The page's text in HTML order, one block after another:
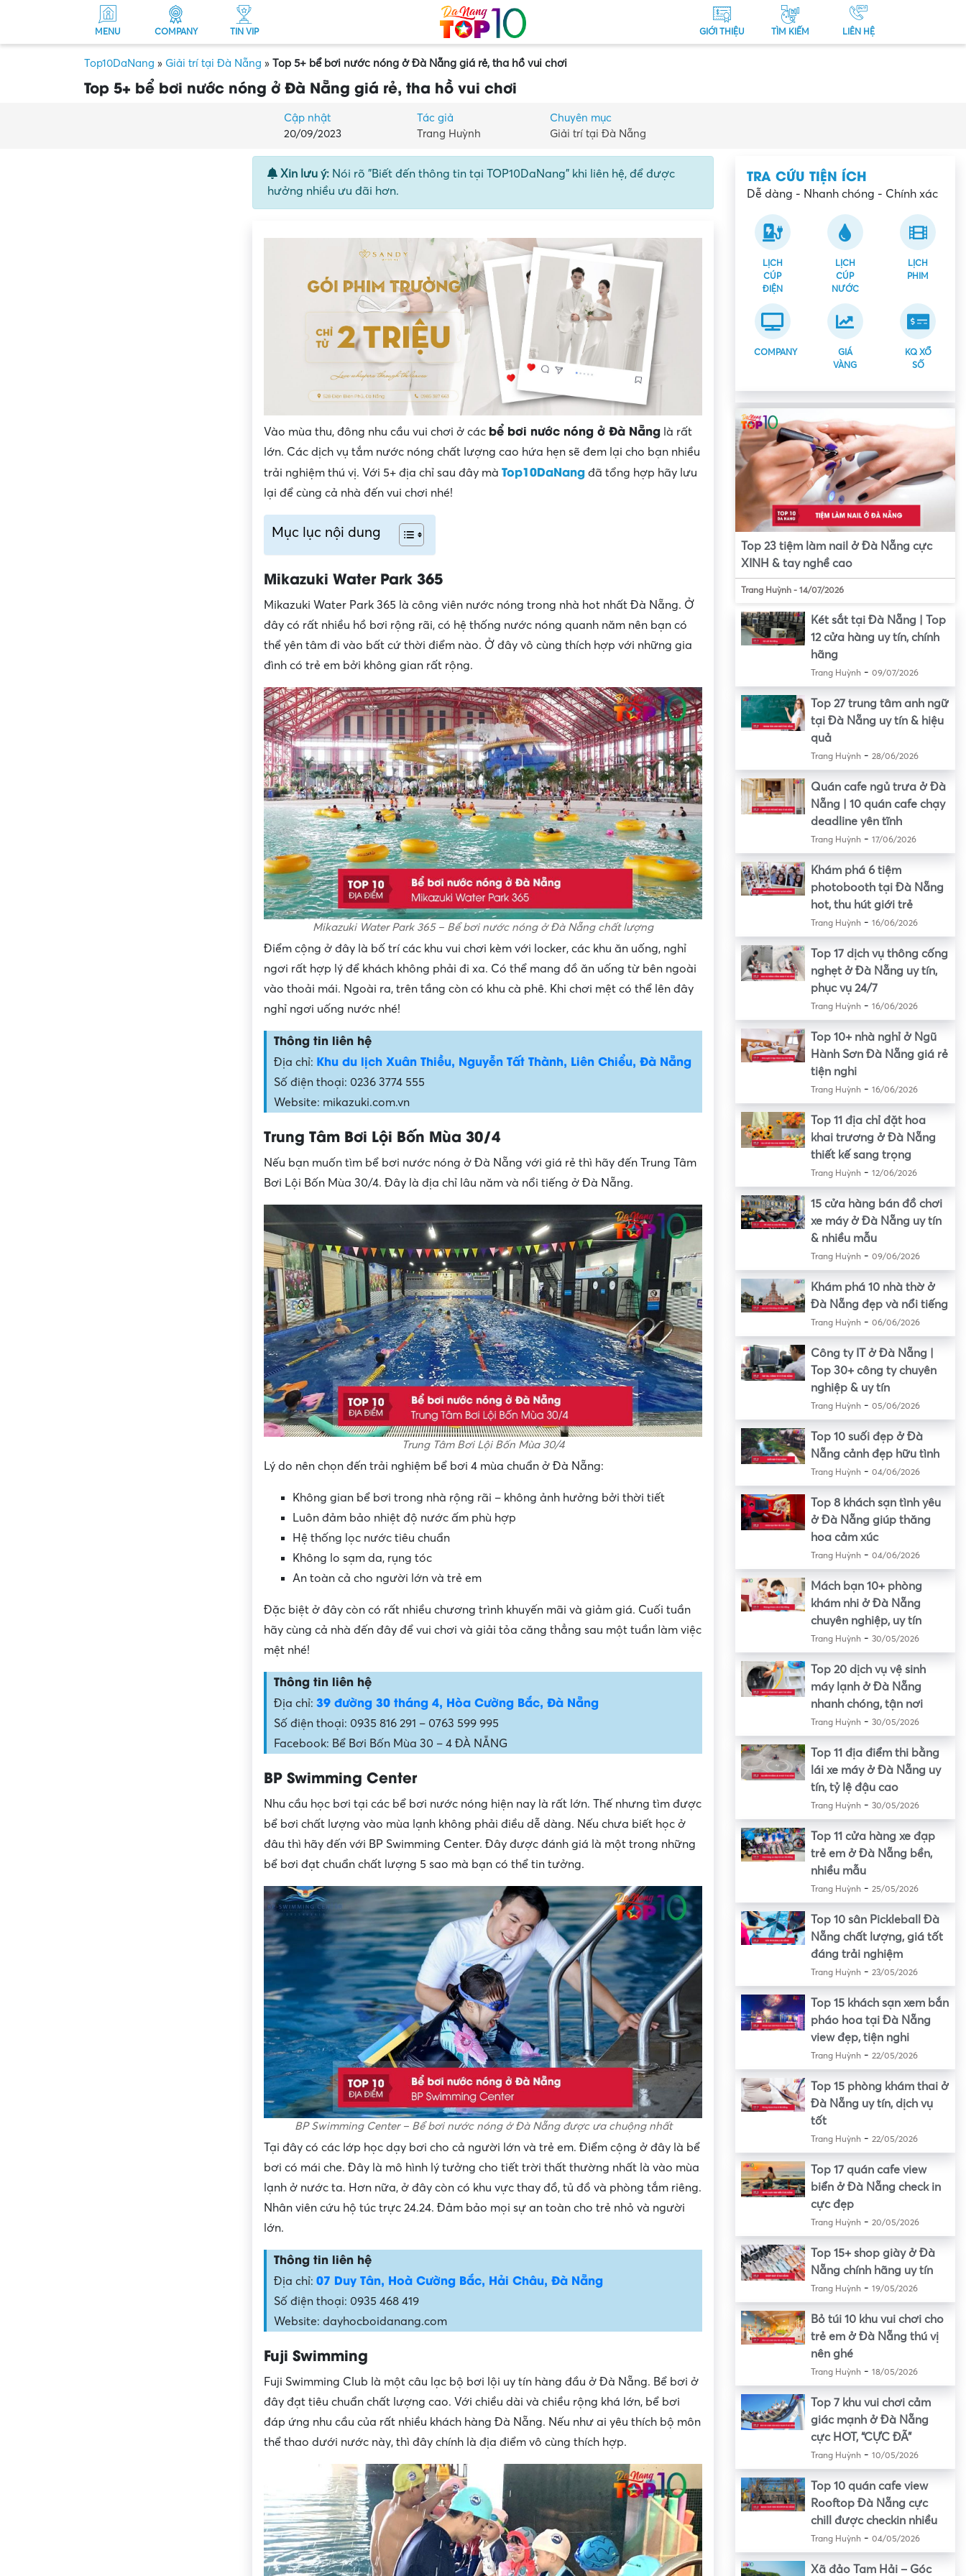
MENU COMPANY TIN VIP GIỚI THIỆU TÌM KIẾM LIÊN HỆ
Top10DaNang » Giải trí tại Đà Nẵng » Top 5+ bể bơi nước nóng ở Đà Nẵng giá rẻ, tha hồ vui chơi
Top 5+ bể bơi nước nóng ở Đà Nẵng giá rẻ, tha hồ vui chơi
Cập nhật
20/09/2023
Tác giả
Trang Huỳnh
Chuyên mục
Giải trí tại Đà Nẵng
Xin lưu ý: Nói rõ "Biết đến thông tin tại TOP10DaNang" khi liên hệ, để được
hưởng nhiều ưu đãi hơn.
Vào mùa thu, đông nhu cầu vui chơi ở các bể bơi nước nóng ở Đà Nẵng là rất
lớn. Các dịch vụ tắm nước nóng chất lượng cao hứa hẹn sẽ đem lại cho bạn nhiều
trải nghiệm thú vị. Với 5+ địa chỉ sau đây mà Top10DaNang đã tổng hợp hãy lưu
lại để cùng cả nhà đến vui chơi nhé!
Mục lục nội dung
Mikazuki Water Park 365
Mikazuki Water Park 365 là công viên nước nóng trong nhà hot nhất Đà Nẵng. Ở
đây có rất nhiều hồ bơi rộng rãi, có hệ thống nước nóng quanh năm nên bạn có
thể yên tâm đi vào bất cứ thời điểm nào. Ở đây vô cùng thích hợp với những gia
đình có trẻ em bởi không gian rất rộng.
Mikazuki Water Park 365 – Bể bơi nước nóng ở Đà Nẵng chất lượng
Điểm cộng ở đây là bố trí các khu vui chơi kèm với locker, các khu ăn uống, nghỉ
ngơi rất hợp lý để khách không phải đi xa. Có thể mang đồ ăn uống từ bên ngoài
vào thoải mái. Ngoài ra, trên tầng còn có khu cà phê. Khi chơi mệt có thể lên đây
nghỉ ngơi uống nước nhé!
Thông tin liên hệ
Địa chỉ: Khu du lịch Xuân Thiều, Nguyễn Tất Thành, Liên Chiểu, Đà Nẵng
Số điện thoại: 0236 3774 555
Website: mikazuki.com.vn
Trung Tâm Bơi Lội Bốn Mùa 30/4
Nếu bạn muốn tìm bể bơi nước nóng ở Đà Nẵng với giá rẻ thì hãy đến Trung Tâm
Bơi Lội Bốn Mùa 30/4. Đây là địa chỉ lâu năm và nổi tiếng ở Đà Nẵng.
Trung Tâm Bơi Lội Bốn Mùa 30/4
Lý do nên chọn đến trải nghiệm bể bơi 4 mùa chuẩn ở Đà Nẵng:
Không gian bể bơi trong nhà rộng rãi – không ảnh hưởng bởi thời tiết
Luôn đảm bảo nhiệt độ nước ấm phù hợp
Hệ thống lọc nước tiêu chuẩn
Không lo sạm da, rụng tóc
An toàn cả cho người lớn và trẻ em
Đặc biệt ở đây còn có rất nhiều chương trình khuyến mãi và giảm giá. Cuối tuần
hãy cùng cả nhà đến đây để vui chơi và giải tỏa căng thẳng sau một tuần làm việc
mệt nhé!
Thông tin liên hệ
Địa chỉ: 39 đường 30 tháng 4, Hòa Cường Bắc, Đà Nẵng
Số điện thoại: 0935 816 291 – 0763 599 995
Facebook: Bể Bơi Bốn Mùa 30 – 4 ĐÀ NẴNG
BP Swimming Center
Nhu cầu học bơi tại các bể bơi nước nóng hiện nay là rất lớn. Thế nhưng tìm được
bể bơi chất lượng vào mùa lạnh không phải điều dễ dàng. Nếu chưa biết học ở
đâu thì hãy đến với BP Swimming Center. Đây được đánh giá là một trong những
bể bơi đạt chuẩn chất lượng 5 sao mà bạn có thể tin tưởng.
BP Swimming Center – Bể bơi nước nóng ở Đà Nẵng được ưa chuộng nhất
Tại đây có các lớp học dạy bơi cho cả người lớn và trẻ em. Điểm cộng ở đây là bể
bơi có mái che. Đây là mô hình lý tưởng cho tiết trời thất thường nhất là vào mùa
lạnh ở nước ta. Hơn nữa, ở đây còn có khu vực thay đồ, tủ đồ và phòng tắm riêng.
Nhân viên cứu hộ túc trực 24.24. Đảm bảo mọi sự an toàn cho trẻ nhỏ và người
lớn.
Thông tin liên hệ
Địa chỉ: 07 Duy Tân, Hoà Cường Bắc, Hải Châu, Đà Nẵng
Số điện thoại: 0935 468 419
Website: dayhocboidanang.com
Fuji Swimming
Fuji Swimming Club là một câu lạc bộ bơi lội uy tín hàng đầu ở Đà Nẵng. Bể bơi ở
đây đạt tiêu chuẩn chất lượng cao. Với chiều dài và chiều rộng khá lớn, bể bơi
đáp ứng nhu cầu của rất nhiều khách hàng Đà Nẵng. Nếu như ai yêu thích bộ môn
thể thao dưới nước này, thì đây chính là địa điểm vô cùng thích hợp.
TRA CỨU TIỆN ÍCH
Dễ dàng - Nhanh chóng - Chính xác
LỊCH
CÚP
ĐIỆN
LỊCH
CÚP
NƯỚC
LỊCH
PHIM
COMPANY
GIÁ
VÀNG
KQ XỔ
SỐ
Top 23 tiệm làm nail ở Đà Nẵng cực
XINH & tay nghề cao
Trang Huỳnh - 14/07/2026
Két sắt tại Đà Nẵng | Top
12 cửa hàng uy tín, chính
hãng
Trang Huỳnh- 09/07/2026
Top 27 trung tâm anh ngữ
tại Đà Nẵng uy tín & hiệu
quả
Trang Huỳnh- 28/06/2026
Quán cafe ngủ trưa ở Đà
Nẵng | 10 quán cafe chạy
deadline yên tĩnh
Trang Huỳnh- 17/06/2026
Khám phá 6 tiệm
photobooth tại Đà Nẵng
hot, thu hút giới trẻ
Trang Huỳnh- 16/06/2026
Top 17 dịch vụ thông cống
nghẹt ở Đà Nẵng uy tín,
phục vụ 24/7
Trang Huỳnh- 16/06/2026
Top 10+ nhà nghỉ ở Ngũ
Hành Sơn Đà Nẵng giá rẻ
tiện nghi
Trang Huỳnh- 16/06/2026
Top 11 địa chỉ đặt hoa
khai trương ở Đà Nẵng
thiết kế sang trọng
Trang Huỳnh- 12/06/2026
15 cửa hàng bán đồ chơi
xe máy ở Đà Nẵng uy tín
& nhiều mẫu
Trang Huỳnh- 09/06/2026
Khám phá 10 nhà thờ ở
Đà Nẵng đẹp và nổi tiếng
Trang Huỳnh- 06/06/2026
Công ty IT ở Đà Nẵng |
Top 30+ công ty chuyên
nghiệp & uy tín
Trang Huỳnh- 05/06/2026
Top 10 suối đẹp ở Đà
Nẵng cảnh đẹp hữu tình
Trang Huỳnh- 04/06/2026
Top 8 khách sạn tình yêu
ở Đà Nẵng giúp thăng
hoa cảm xúc
Trang Huỳnh- 04/06/2026
Mách bạn 10+ phòng
khám nhi ở Đà Nẵng
chuyên nghiệp, uy tín
Trang Huỳnh- 30/05/2026
Top 20 dịch vụ vệ sinh
máy lạnh ở Đà Nẵng
nhanh chóng, tận nơi
Trang Huỳnh- 30/05/2026
Top 11 địa điểm thi bằng
lái xe máy ở Đà Nẵng uy
tín, tỷ lệ đậu cao
Trang Huỳnh- 30/05/2026
Top 11 cửa hàng xe đạp
trẻ em ở Đà Nẵng bền,
nhiều mẫu
Trang Huỳnh- 25/05/2026
Top 10 sân Pickleball Đà
Nẵng chất lượng, giá tốt
đáng trải nghiệm
Trang Huỳnh- 23/05/2026
Top 15 khách sạn xem bắn
pháo hoa tại Đà Nẵng
view đẹp, tiện nghi
Trang Huỳnh- 22/05/2026
Top 15 phòng khám thai ở
Đà Nẵng uy tín, dịch vụ
tốt
Trang Huỳnh- 22/05/2026
Top 17 quán cafe view
biển ở Đà Nẵng check in
cực đẹp
Trang Huỳnh- 20/05/2026
Top 15+ shop giày ở Đà
Nẵng chính hãng uy tín
Trang Huỳnh- 19/05/2026
Bỏ túi 10 khu vui chơi cho
trẻ em ở Đà Nẵng thú vị
nên ghé
Trang Huỳnh- 18/05/2026
Top 7 khu vui chơi cảm
giác mạnh ở Đà Nẵng
cực HOT, “CỰC ĐÃ”
Trang Huỳnh- 10/05/2026
Top 10 quán cafe view
Rooftop Đà Nẵng cực
chill được checkin nhiều
Trang Huỳnh- 04/05/2026
Xã đảo Tam Hải – Góc